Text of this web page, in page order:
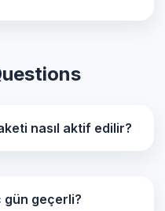
nasıl aktif edilir?
gün geçerli?